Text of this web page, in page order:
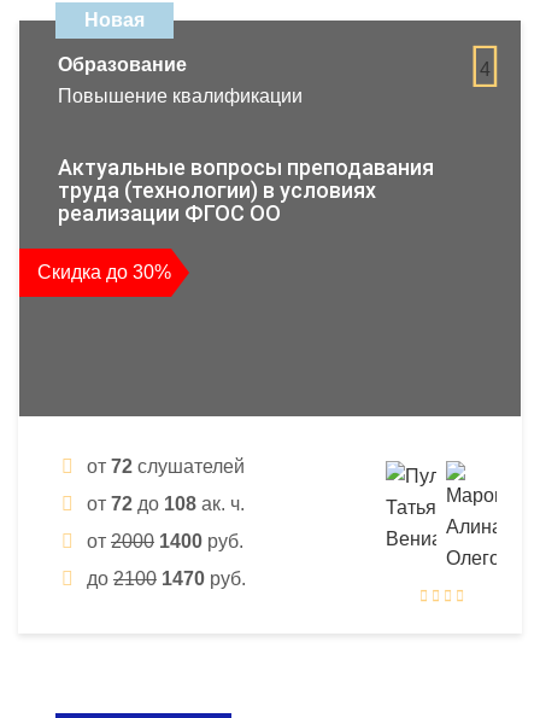
Новая
4
Образование
Повышение квалификации
Актуальные вопросы преподавания
труда (технологии) в условиях
реализации ФГОС ОО
Скидка до 30%
от 72 слушателей
от 72 до 108 ак. ч.
от 2000 1400 руб.
до 2100 1470 руб.